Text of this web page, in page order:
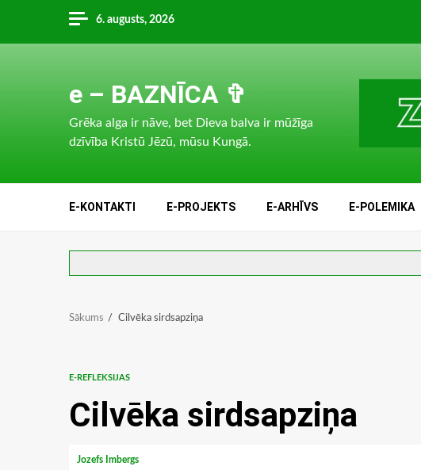
content
6. augusts, 2026
e – BAZNĪCA ✞
Grēka alga ir nāve, bet Dieva balva ir mūžīga
dzīvība Kristū Jēzū, mūsu Kungā.
E-KONTAKTI E-PROJEKTS E-ARHĪVS E-POLEMIKA
Sākums Cilvēka sirdsapziņa
E-REFLEKSIJAS
Cilvēka sirdsapziņa
Jozefs Imbergs